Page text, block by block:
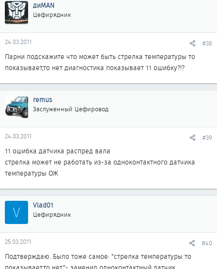
диMAN
Цефирядник
24.03.2011 #38
Парни подскажите что может быть стрелка температуры то
показывает,то нет диагностика показывает 11 ошибку?!?
remus
Заслуженный Цефировод
24.03.2011 #39
11 ошибка датчика распред вала
стрелка может не работать из-за одноконтактного датчика
температуры ОЖ
V Vlad01
Цефирядник
25.03.2011 #40
Подтверждаю. Было тоже самое: "стрелка температуры то